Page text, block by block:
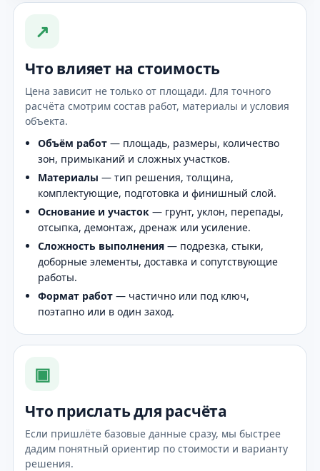
↗
Что влияет на стоимость
Цена зависит не только от площади. Для точного
расчёта смотрим состав работ, материалы и условия
объекта.
Объём работ — площадь, размеры, количество
зон, примыканий и сложных участков.
Материалы — тип решения, толщина,
комплектующие, подготовка и финишный слой.
Основание и участок — грунт, уклон, перепады,
отсыпка, демонтаж, дренаж или усиление.
Сложность выполнения — подрезка, стыки,
доборные элементы, доставка и сопутствующие
работы.
Формат работ — частично или под ключ,
поэтапно или в один заход.
▣
Что прислать для расчёта
Если пришлёте базовые данные сразу, мы быстрее
дадим понятный ориентир по стоимости и варианту
решения.